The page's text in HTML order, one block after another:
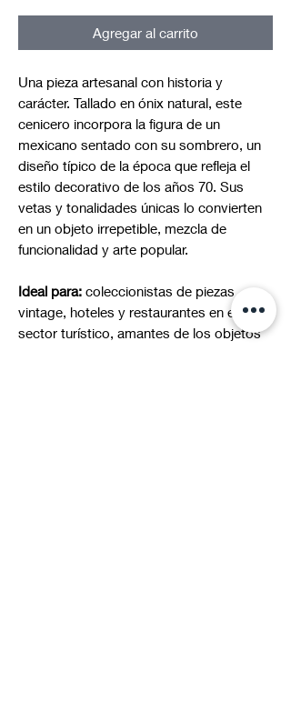
Agregar al carrito
Una pieza artesanal con historia y
carácter. Tallado en ónix natural, este
cenicero incorpora la figura de un
mexicano sentado con su sombrero, un
diseño típico de la época que refleja el
estilo decorativo de los años 70. Sus
vetas y tonalidades únicas lo convierten
en un objeto irrepetible, mezcla de
funcionalidad y arte popular.
Ideal para: coleccionistas de piezas
vintage, hoteles y restaurantes en el
sector turístico, amantes de los objetos